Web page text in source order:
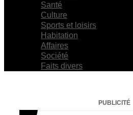
Santé
Culture
Sports et loisirs
Habitation
Affaires
Société
Faits divers
PUBLICITÉ